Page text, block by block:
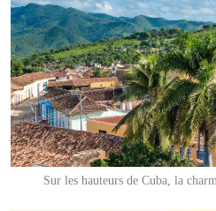
Sur les hauteurs de Cuba, la